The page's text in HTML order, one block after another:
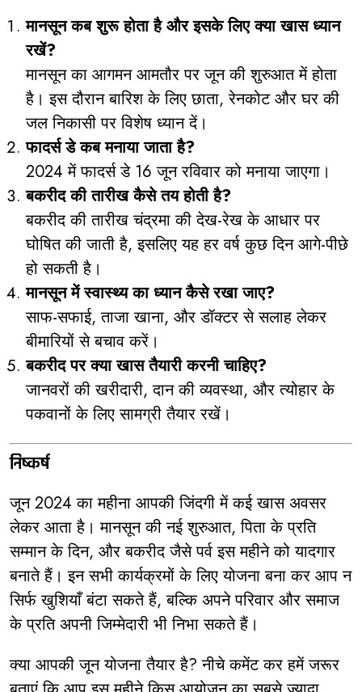
मानसून कब शुरू होता है और इसके लिए क्या खास ध्यान
रखें?
मानसून का आगमन आमतौर पर जून की शुरुआत में होता
है। इस दौरान बारिश के लिए छाता, रेनकोट और घर की
जल निकासी पर विशेष ध्यान दें।
फादर्स डे कब मनाया जाता है?
2024 में फादर्स डे 16 जून रविवार को मनाया जाएगा।
बकरीद की तारीख कैसे तय होती है?
बकरीद की तारीख चंद्रमा की देख-रेख के आधार पर
घोषित की जाती है, इसलिए यह हर वर्ष कुछ दिन आगे-पीछे
हो सकती है।
मानसून में स्वास्थ्य का ध्यान कैसे रखा जाए?
साफ-सफाई, ताजा खाना, और डॉक्टर से सलाह लेकर
बीमारियों से बचाव करें।
बकरीद पर क्या खास तैयारी करनी चाहिए?
जानवरों की खरीदारी, दान की व्यवस्था, और त्योहार के
पकवानों के लिए सामग्री तैयार रखें।
निष्कर्ष
जून 2024 का महीना आपकी जिंदगी में कई खास अवसर
लेकर आता है। मानसून की नई शुरुआत, पिता के प्रति
सम्मान के दिन, और बकरीद जैसे पर्व इस महीने को यादगार
बनाते हैं। इन सभी कार्यक्रमों के लिए योजना बना कर आप न
सिर्फ खुशियाँ बंटा सकते हैं, बल्कि अपने परिवार और समाज
के प्रति अपनी जिम्मेदारी भी निभा सकते हैं।
क्या आपकी जून योजना तैयार है? नीचे कमेंट कर हमें जरूर